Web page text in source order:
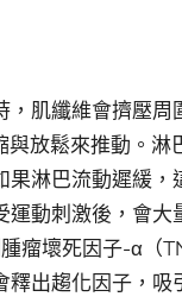
肌纖維會擠壓周
放鬆來推動。淋
淋巴流動遲緩，
動刺激後，會大
瘤壞死因子-α（
出趨化因子，吸